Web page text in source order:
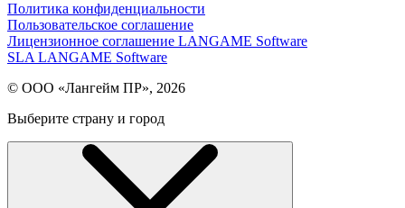
Политика конфиденциальности
Пользовательское соглашение
Лицензионное соглашение LANGAME Software
SLA LANGAME Software
© ООО «Лангейм ПР», 2026
Выберите страну и город